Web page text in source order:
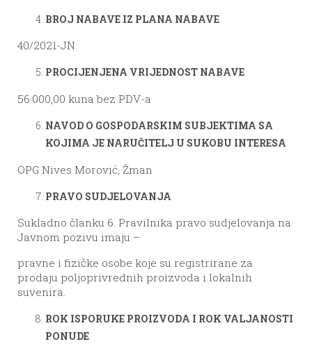
BROJ NABAVE IZ PLANA NABAVE
40/2021-JN
PROCIJENJENA VRIJEDNOST NABAVE
56.000,00 kuna bez PDV-a
NAVOD O GOSPODARSKIM SUBJEKTIMA SA
KOJIMA JE NARUČITELJ U SUKOBU INTERESA
OPG Nives Morović, Žman
PRAVO SUDJELOVANJA
Sukladno članku 6. Pravilnika pravo sudjelovanja na
Javnom pozivu imaju –
pravne i fizičke osobe koje su registrirane za
prodaju poljoprivrednih proizvoda i lokalnih
suvenira.
ROK ISPORUKE PROIZVODA I ROK VALJANOSTI
PONUDE